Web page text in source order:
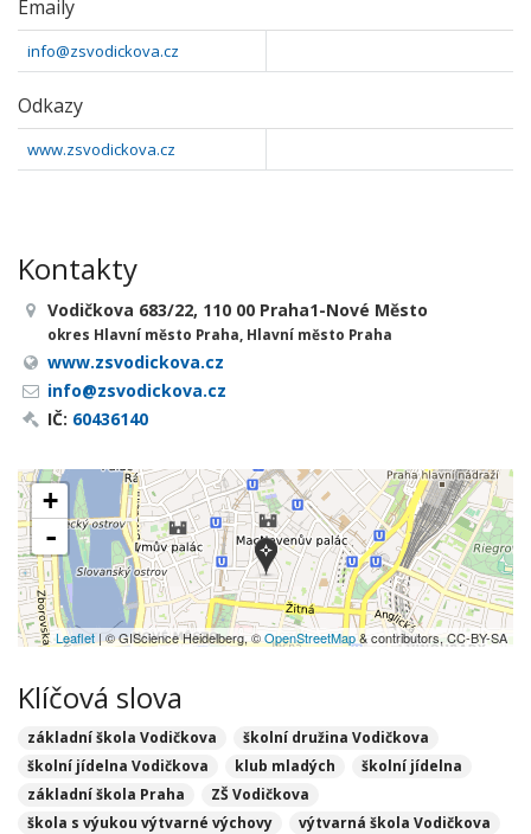
Emaily
info@zsvodickova.cz
Odkazy
www.zsvodickova.cz
Kontakty
Vodičkova 683/22, 110 00 Praha1-Nové Město
okres Hlavní město Praha, Hlavní město Praha
www.zsvodickova.cz
info@zsvodickova.cz
IČ: 60436140
+
-
Leaflet | © GIScience Heidelberg, ©OpenStreetMap& contributors, CC-BY-SA
Klíčová slova
základní škola Vodičkova
školní družina Vodičkova
školní jídelna Vodičkova
klub mladých
školní jídelna
základní škola Praha
ZŠ Vodičkova
škola s výukou výtvarné výchovy
výtvarná škola Vodičkova